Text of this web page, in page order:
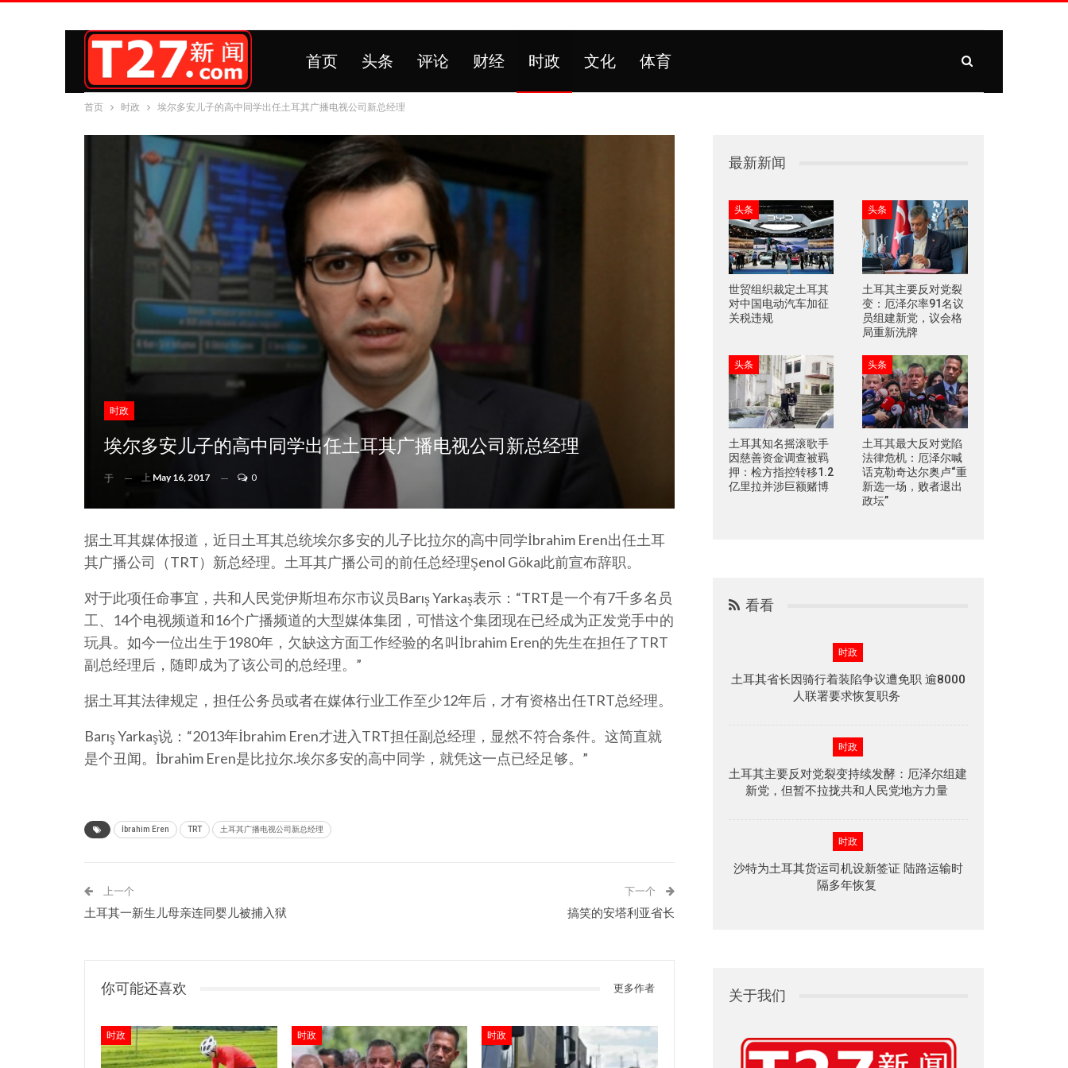
首页 头条 评论 财经 时政 文化 体育
首页 时政 埃尔多安儿子的高中同学出任土耳其广播电视公司新总经理
时政
埃尔多安儿子的高中同学出任土耳其广播电视公司新总经理
于 上 May 16, 2017 0
据土耳其媒体报道，近日土耳其总统埃尔多安的儿子比拉尔的高中同学İbrahim Eren出任土耳
其广播公司（TRT）新总经理。土耳其广播公司的前任总经理Şenol Göka此前宣布辞职。
对于此项任命事宜，共和人民党伊斯坦布尔市议员Barış Yarkaş表示：“TRT是一个有7千多名员
工、14个电视频道和16个广播频道的大型媒体集团，可惜这个集团现在已经成为正发党手中的
玩具。如今一位出生于1980年，欠缺这方面工作经验的名叫İbrahim Eren的先生在担任了TRT
副总经理后，随即成为了该公司的总经理。”
据土耳其法律规定，担任公务员或者在媒体行业工作至少12年后，才有资格出任TRT总经理。
Barış Yarkaş说：“2013年İbrahim Eren才进入TRT担任副总经理，显然不符合条件。这简直就
是个丑闻。İbrahim Eren是比拉尔.埃尔多安的高中同学，就凭这一点已经足够。”
İbrahim Eren TRT 土耳其广播电视公司新总经理
上一个
土耳其一新生儿母亲连同婴儿被捕入狱
下一个
搞笑的安塔利亚省长
你可能还喜欢 更多作者
时政 时政 时政
最新新闻
头条
世贸组织裁定土耳其
对中国电动汽车加征
关税违规
头条
土耳其主要反对党裂
变：厄泽尔率91名议
员组建新党，议会格
局重新洗牌
头条
土耳其知名摇滚歌手
因慈善资金调查被羁
押：检方指控转移1.2
亿里拉并涉巨额赌博
头条
土耳其最大反对党陷
法律危机：厄泽尔喊
话克勒奇达尔奥卢“重
新选一场，败者退出
政坛”
看看
时政
土耳其省长因骑行着装陷争议遭免职 逾8000
人联署要求恢复职务
时政
土耳其主要反对党裂变持续发酵：厄泽尔组建
新党，但暂不拉拢共和人民党地方力量
时政
沙特为土耳其货运司机设新签证 陆路运输时
隔多年恢复
关于我们